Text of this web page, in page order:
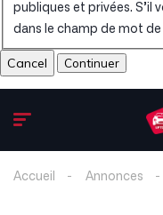
publiques et privées. S’il
dans le champ de mot
Cancel
Accueil Annonces